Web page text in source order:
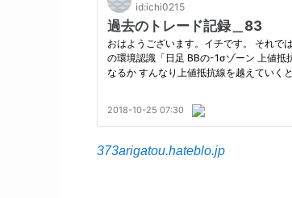
373arigatou.hateblo.jp